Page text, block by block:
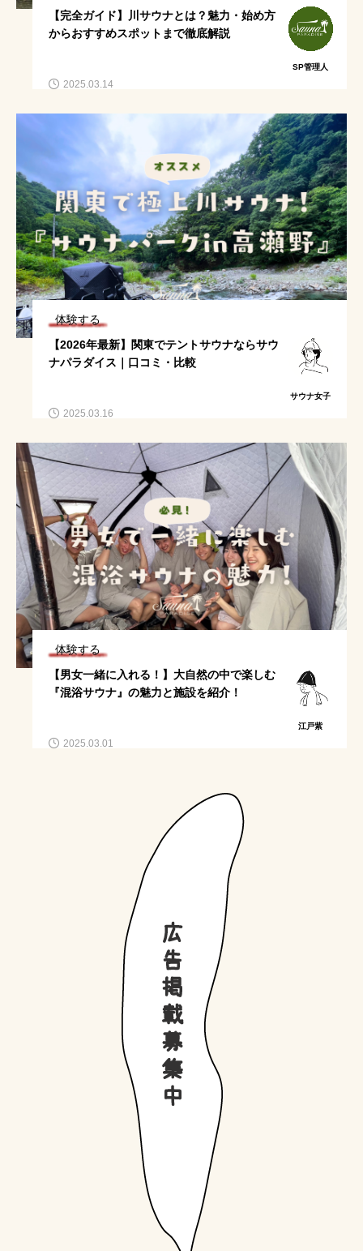
【完全ガイド】川サウナとは？魅力・始め方
からおすすめスポットまで徹底解説
SP管理人
2025.03.14
体験する
【2026年最新】関東でテントサウナならサウ
ナパラダイス｜口コミ・比較
サウナ女子
2025.03.16
体験する
【男女一緒に入れる！】大自然の中で楽しむ
『混浴サウナ』の魅力と施設を紹介！
江戸紫
2025.03.01